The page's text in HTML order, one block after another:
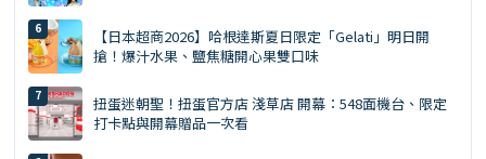
【日本超商2026】哈根達斯夏日限定「Gelati」明日開
搶！爆汁水果、鹽焦糖開心果雙口味
扭蛋迷朝聖！扭蛋官方店 淺草店 開幕：548面機台、限定
打卡點與開幕贈品一次看